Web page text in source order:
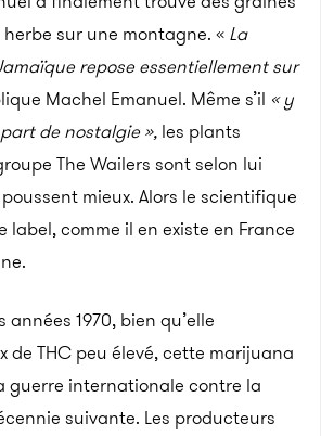
sur une montagne. « La
repose essentiellement sur
Machel Emanuel. Même s’il « y
de nostalgie », les plants
The Wailers sont selon lui
mieux. Alors le scientifique
label, comme il en existe en France
1970, bien qu’elle
de THC peu élevé, cette marijuana
guerre internationale contre la
suivante. Les producteurs